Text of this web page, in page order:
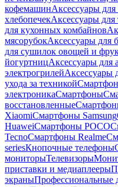
кофемашинАксессуары для
хлебопечекАксессуары для
для кухонных комбайнов
мясорубокАксессуары для
для сушилок овощей и
йогуртницАксессуары для
электрогрилейАксессуары
ухода за техникой
электроникаСмартфоны
восстановленные
XiaomiСмартфоны Samsung
HuaweiСмартфоны POCO
TecnoСмартфоны Realme
seriesКнопочные телефоны
мониторыТелевизоры
приставки и медиаплееры
экраныПрофессиональные